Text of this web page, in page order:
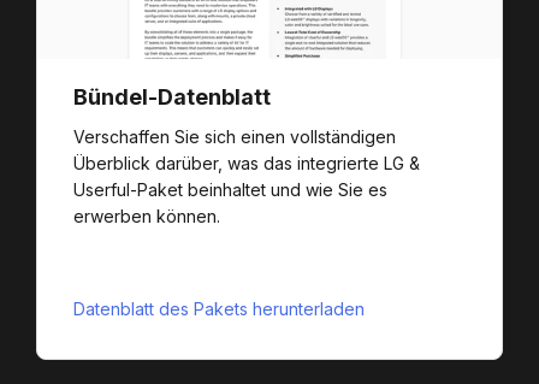
Bündel-Datenblatt
Verschaffen Sie sich einen vollständigen
Überblick darüber, was das integrierte LG &
Userful-Paket beinhaltet und wie Sie es
erwerben können.
Datenblatt des Pakets herunterladen